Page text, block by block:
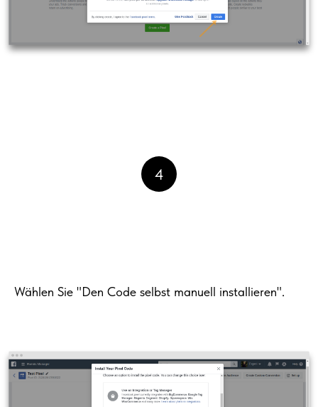
4
Wählen Sie "Den Code selbst manuell installieren".